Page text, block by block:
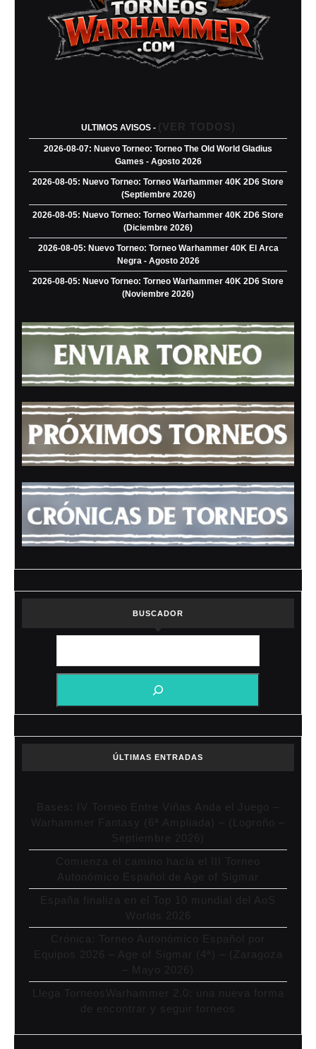
ULTIMOS AVISOS - (VER TODOS)
2026-08-07: Nuevo Torneo: Torneo The Old World Gladius
Games - Agosto 2026
2026-08-05: Nuevo Torneo: Torneo Warhammer 40K 2D6 Store
(Septiembre 2026)
2026-08-05: Nuevo Torneo: Torneo Warhammer 40K 2D6 Store
(Diciembre 2026)
2026-08-05: Nuevo Torneo: Torneo Warhammer 40K El Arca
Negra - Agosto 2026
2026-08-05: Nuevo Torneo: Torneo Warhammer 40K 2D6 Store
(Noviembre 2026)
BUSCADOR
ÚLTIMAS ENTRADAS
Bases: IV Torneo Entre Viñas Anda el Juego –
Warhammer Fantasy (6ª Ampliada) – (Logroño –
Septiembre 2026)
Comienza el camino hacia el III Torneo
Autonómico Español de Age of Sigmar
España finaliza en el Top 10 mundial del AoS
Worlds 2026
Crónica: Torneo Autonómico Español por
Equipos 2026 – Age of Sigmar (4ª) – (Zaragoza
– Mayo 2026)
Llega TorneosWarhammer 2.0: una nueva forma
de encontrar y seguir torneos